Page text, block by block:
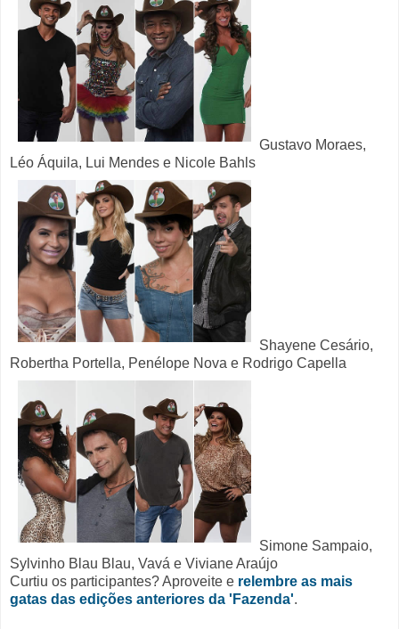
Gustavo Moraes,
Léo Áquila, Lui Mendes e Nicole Bahls
Shayene Cesário,
Robertha Portella, Penélope Nova e Rodrigo Capella
Simone Sampaio,
Sylvinho Blau Blau, Vavá e Viviane Araújo
Curtiu os participantes? Aproveite e relembre as mais
gatas das edições anteriores da 'Fazenda'.